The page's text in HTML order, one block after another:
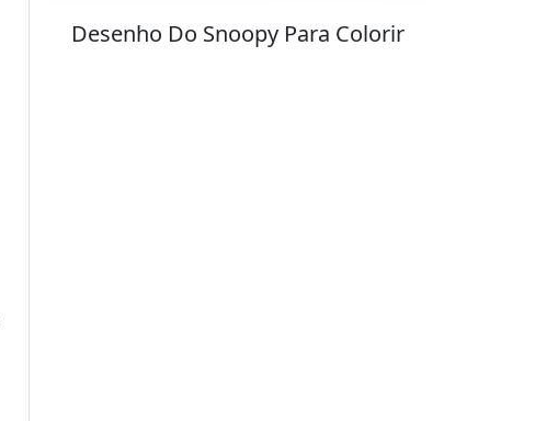
Stitch para Colorir